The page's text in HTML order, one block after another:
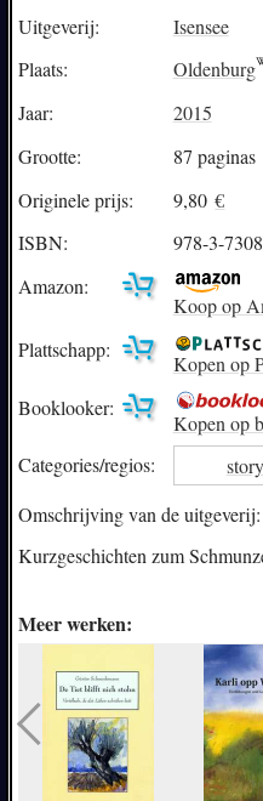
Uitgeverij:
Isensee
Plaats:
Oldenburg
Jaar:
2015
Grootte:
87 paginas
Originele prijs:
9,80 €
ISBN:
978-3-
Amazon:
Koop op
Plattschapp:
Kopen op
Booklooker:
Kopen op
Categories/regios:
Omschrijving van de uitgeverij:
Kurzgeschichten zum
Meer werken: